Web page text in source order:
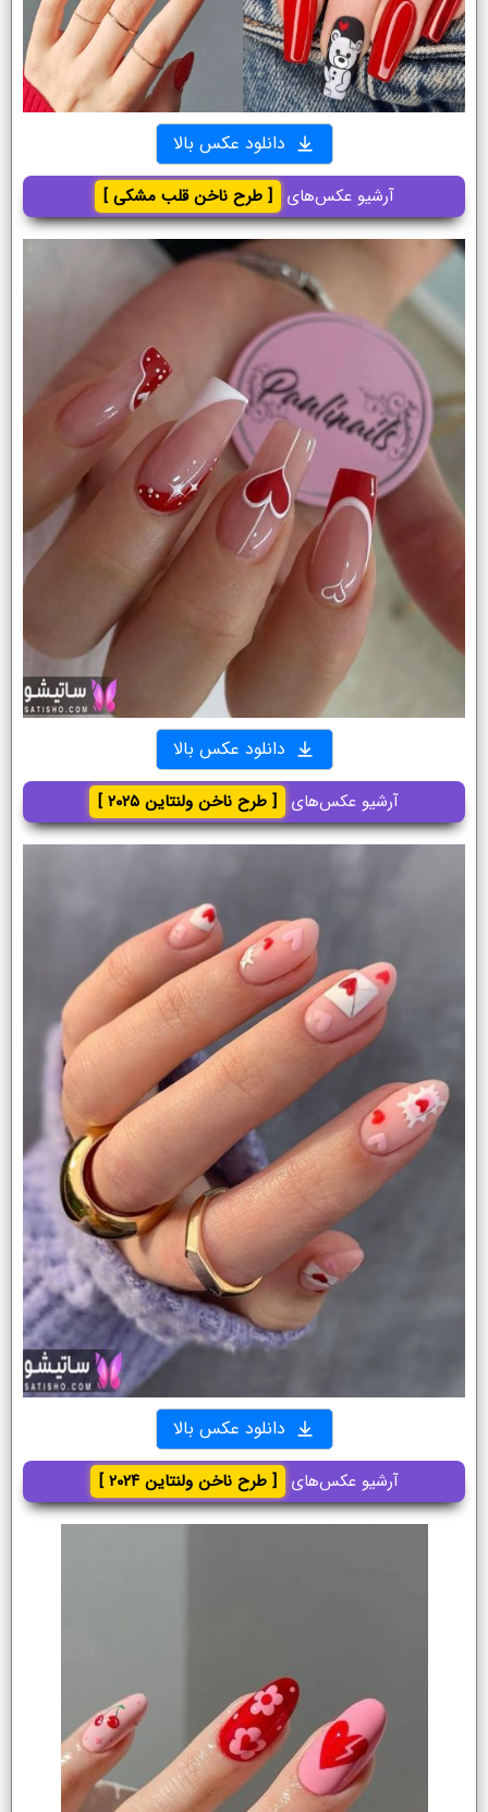
دانلود عکس بالا
آرشیو عکس‌های [ طرح ناخن قلب مشکی ]
دانلود عکس بالا
آرشیو عکس‌های [ طرح ناخن ولنتاین ۲۰۲۵ ]
دانلود عکس بالا
آرشیو عکس‌های [ طرح ناخن ولنتاین ۲۰۲۴ ]